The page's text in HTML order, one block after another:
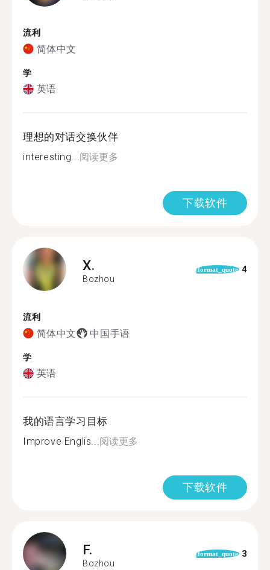
流利
简体中文
学
英语
理想的对话交换伙伴
interesting...阅读更多
下载软件
X.
Bozhou
format_quote 4
流利
简体中文 中国手语
学
英语
我的语言学习目标
Improve Englis...阅读更多
下载软件
F.
Bozhou
format_quote 3